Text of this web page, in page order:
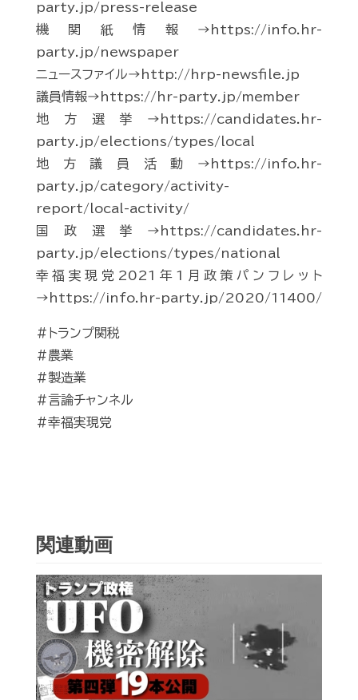
party.jp/press-release
機関紙情報→https://info.hr-
party.jp/newspaper
ニュースファイル→http://hrp-newsfile.jp
議員情報→https://hr-party.jp/member
地方選挙→https://candidates.hr-
party.jp/elections/types/local
地方議員活動→https://info.hr-
party.jp/category/activity-
report/local-activity/
国政選挙→https://candidates.hr-
party.jp/elections/types/national
幸福実現党2021年1月政策パンフレット
→https://info.hr-party.jp/2020/11400/
#トランプ関税
#農業
#製造業
#言論チャンネル
#幸福実現党
関連動画